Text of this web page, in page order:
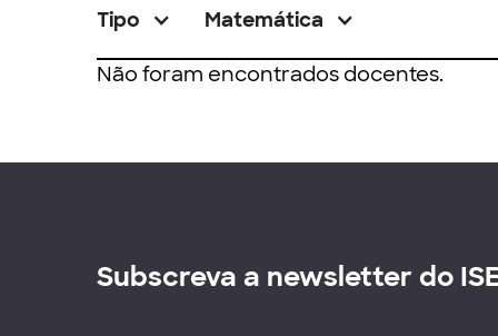
Tipo Matemática
Não foram encontrados docentes.
Subscreva a newsletter do